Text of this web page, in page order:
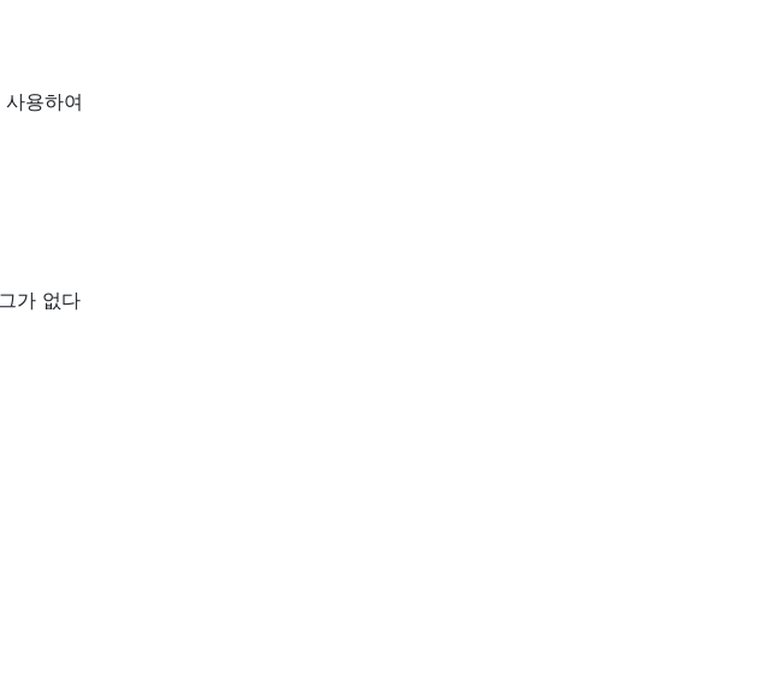
용하여
가 없다